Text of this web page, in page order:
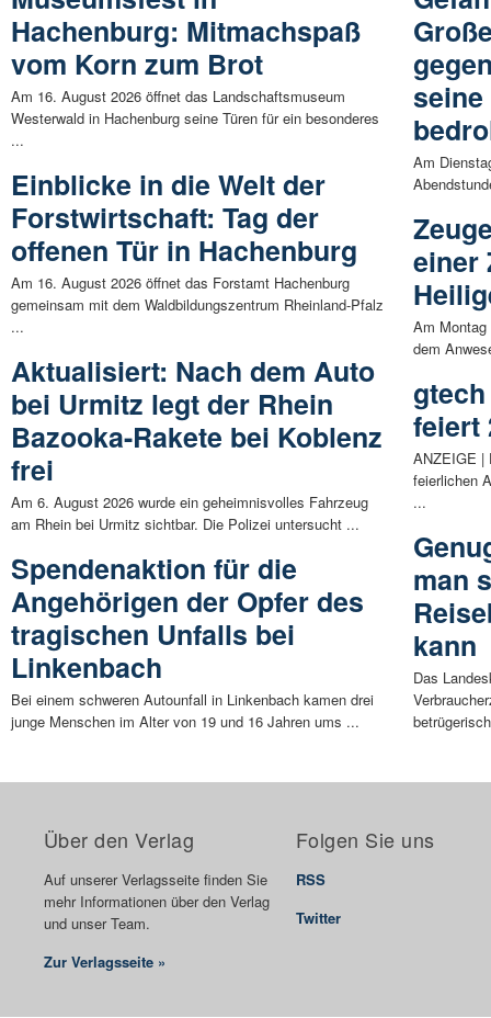
Hachenburg: Mitmachspaß
vom Korn zum Brot
Am 16. August 2026 öffnet das Landschaftsmuseum
Westerwald in Hachenburg seine Türen für ein besonderes
...
Einblicke in die Welt der
Forstwirtschaft: Tag der
offenen Tür in Hachenburg
Am 16. August 2026 öffnet das Forstamt Hachenburg
gemeinsam mit dem Waldbildungszentrum Rheinland-Pfalz
...
Aktualisiert: Nach dem Auto
bei Urmitz legt der Rhein
Bazooka-Rakete bei Koblenz
frei
Am 6. August 2026 wurde ein geheimnisvolles Fahrzeug
am Rhein bei Urmitz sichtbar. Die Polizei untersucht ...
Spendenaktion für die
Angehörigen der Opfer des
tragischen Unfalls bei
Linkenbach
Bei einem schweren Autounfall in Linkenbach kamen drei
junge Menschen im Alter von 19 und 16 Jahren ums ...
seine
Am
einer
Am
dem
feiert
ANZEIGE |
feierlichen
...
man
kann
Das
Über den Verlag
Auf unserer Verlagsseite finden Sie
mehr Informationen über den Verlag
und unser Team.
Zur Verlagsseite »
Folgen Sie uns
RSS
Twitter